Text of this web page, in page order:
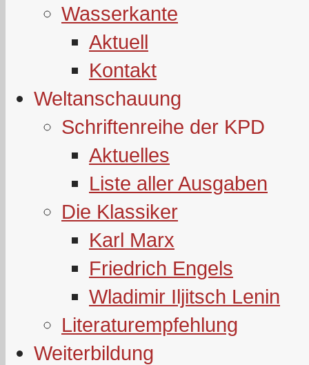
Wasserkante
Aktuell
Kontakt
Weltanschauung
Schriftenreihe der KPD
Aktuelles
Liste aller Ausgaben
Die Klassiker
Karl Marx
Friedrich Engels
Wladimir Iljitsch Lenin
Literaturempfehlung
Weiterbildung